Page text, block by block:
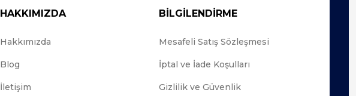
HAKKIMIZDA
Hakkımızda
Blog
İletişim
BİLGİLENDİRME
Mesafeli Satış Sözleşmesi
İptal ve İade Koşulları
Gizlilik ve Güvenlik